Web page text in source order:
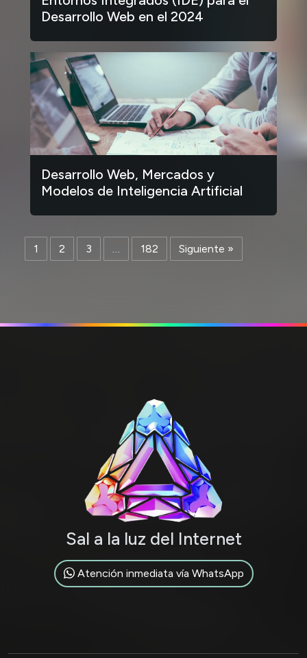
Desarrollo Web en el 2024
Desarrollo Web, Mercados y
Modelos de Inteligencia Artificial
1 2 3 … 182 Siguiente »
Sal a la luz del Internet
Atención inmediata vía WhatsApp